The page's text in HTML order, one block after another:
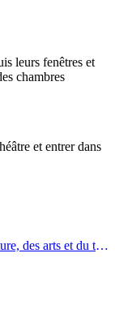
leurs fenêtres et
chambres
et entrer dans
Next:Le Festival de la culture, des arts et du tourisme international de Jiangnan ouvrira ses portes le 25 avril.